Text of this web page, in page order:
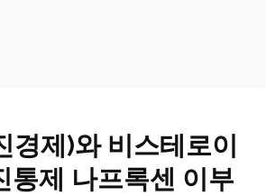
경제)와 비스테로이
통제 나프록센 이부